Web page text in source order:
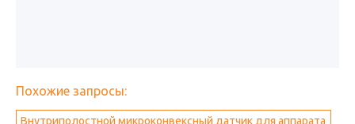
Похожие запросы:
Внутриполостной микроконвексный датчик для аппарата